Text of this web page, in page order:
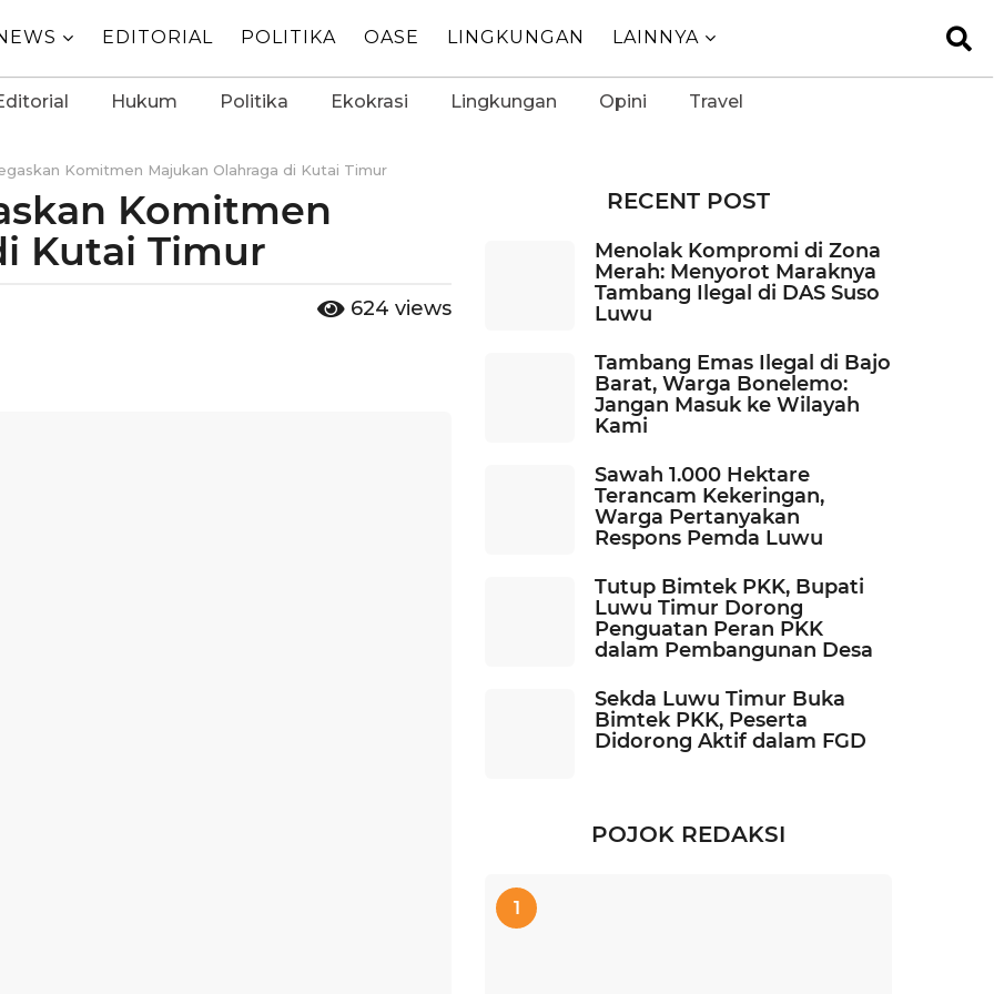
EDITORIAL POLITIKA OASE LINGKUNGAN LAINNYA
Hukum Politika Ekokrasi Lingkungan Opini Travel
Komitmen Majukan Olahraga di Kutai Timur
Komitmen
Kutai Timur
624 views
RECENT POST
Menolak Kompromi di Zona
Merah: Menyorot Maraknya
Tambang Ilegal di DAS Suso
Luwu
Tambang Emas Ilegal di Bajo
Barat, Warga Bonelemo:
Jangan Masuk ke Wilayah
Kami
Sawah 1.000 Hektare
Terancam Kekeringan,
Warga Pertanyakan
Respons Pemda Luwu
Tutup Bimtek PKK, Bupati
Luwu Timur Dorong
Penguatan Peran PKK
dalam Pembangunan Desa
Sekda Luwu Timur Buka
Bimtek PKK, Peserta
Didorong Aktif dalam FGD
POJOK REDAKSI
1